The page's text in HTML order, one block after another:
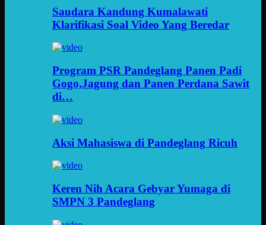
Saudara Kandung Kumalawati
Klarifikasi Soal Video Yang Beredar
Program PSR Pandeglang Panen Padi
Gogo,Jagung dan Panen Perdana Sawit
di…
Aksi Mahasiswa di Pandeglang Ricuh
Keren Nih Acara Gebyar Yumaga di
SMPN 3 Pandeglang